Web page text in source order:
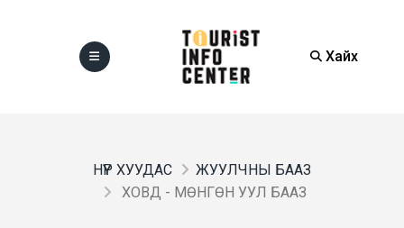
Хайх
НҮҮР ХУУДАС
ЖУУЛЧНЫ БААЗ
ХОВД - МӨНГӨН УУЛ БААЗ